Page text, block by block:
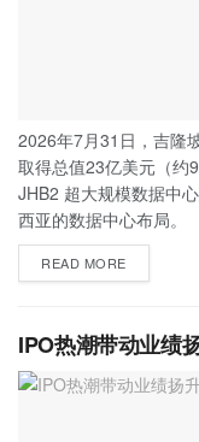
2026年7月31日，吉隆
取得总值23亿美元（约
JHB2 超大规模数据中
西亚的数据中心布局。
READ MORE
IPO热潮带动业绩